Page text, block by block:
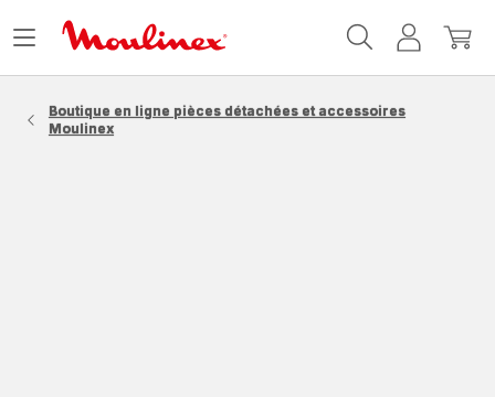
MonMon
Ouvrir
Boutique en ligne pièces détachées et accessoires
Moulinex